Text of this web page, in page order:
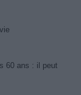
60 ans : il peut